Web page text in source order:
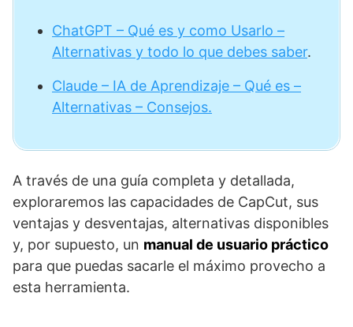
ChatGPT – Qué es y como Usarlo –
Alternativas y todo lo que debes saber.
Claude – IA de Aprendizaje – Qué es –
Alternativas – Consejos.
A través de una guía completa y detallada,
exploraremos las capacidades de CapCut, sus
ventajas y desventajas, alternativas disponibles
y, por supuesto, un manual de usuario práctico
para que puedas sacarle el máximo provecho a
esta herramienta.